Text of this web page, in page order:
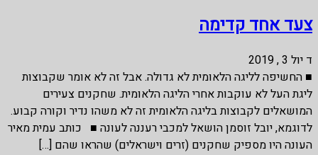
צעד אחד קדימה
ד יול 3 , 2019
■ החשיפה לליגה הלאומית לא גדולה. אבל זה לא אומר שקבוצות
ליגת העל לא עוקבות אחרי הליגה הלאומית. שחקנים צעירים
המושאלים לקבוצות בליגה הלאומית זה לא משהו נדיר וקורה קבוע.
לדוגמא, יובל זוסמן הושאל למכבי רעננה לעונה ■ כותב עמית מאיר
העונה היו מספיק שחקנים (זרים וישראלים) שהראו שהם […]